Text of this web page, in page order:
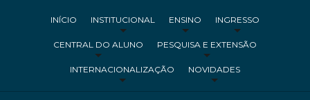
INÍCIO INSTITUCIONAL ENSINO INGRESSO
CENTRAL DO ALUNO PESQUISA E EXTENSÃO
INTERNACIONALIZAÇÃO NOVIDADES